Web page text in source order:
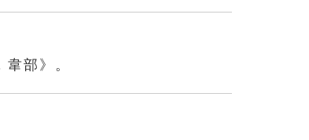
部》。